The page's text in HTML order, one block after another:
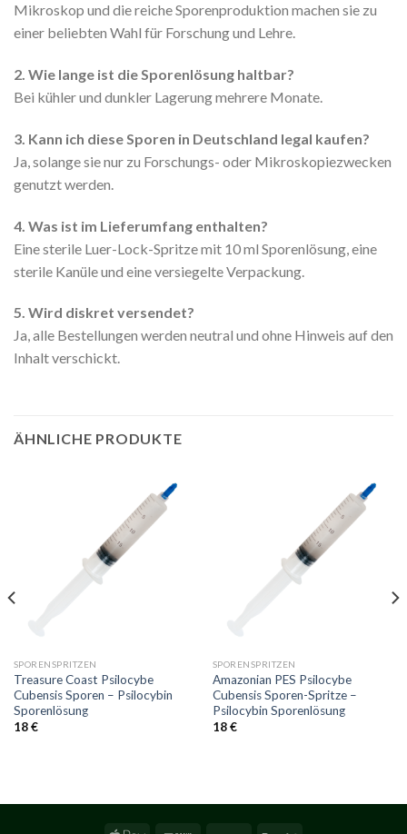
Mikroskop und die reiche Sporenproduktion machen sie zu
einer beliebten Wahl für Forschung und Lehre.
2. Wie lange ist die Sporenlösung haltbar?
Bei kühler und dunkler Lagerung mehrere Monate.
3. Kann ich diese Sporen in Deutschland legal kaufen?
Ja, solange sie nur zu Forschungs- oder Mikroskopiezwecken
genutzt werden.
4. Was ist im Lieferumfang enthalten?
Eine sterile Luer-Lock-Spritze mit 10 ml Sporenlösung, eine
sterile Kanüle und eine versiegelte Verpackung.
5. Wird diskret versendet?
Ja, alle Bestellungen werden neutral und ohne Hinweis auf den
Inhalt verschickt.
ÄHNLICHE PRODUKTE
SPORENSPRITZEN
Treasure Coast Psilocybe
Cubensis Sporen – Psilocybin
Sporenlösung
18€
SPORENSPRITZEN
Amazonian PES Psilocybe
Cubensis Sporen-Spritze –
Psilocybin Sporenlösung
18€